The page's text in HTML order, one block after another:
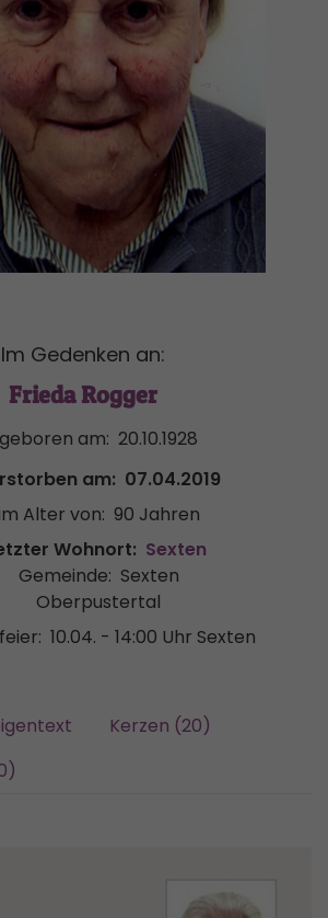
Im Gedenken an:
Frieda Rogger
geboren am: 20.10.1928
am: 07.04.2019
Alter von: 90 Jahren
Wohnort: Sexten
Gemeinde: Sexten
Oberpustertal
10.04. - 14:00 Uhr Sexten
Kerzen (20)